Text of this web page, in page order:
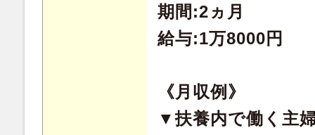
期間:2ヵ月
給与:1万8000円
《月収例》
▼扶養内で働く主